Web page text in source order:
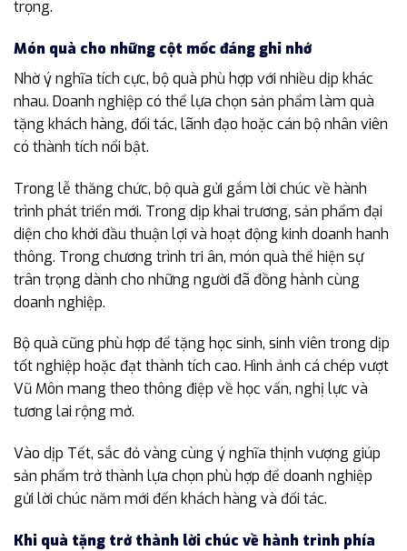
trọng.
Món quà cho những cột mốc đáng ghi nhớ
Nhờ ý nghĩa tích cực, bộ quà phù hợp với nhiều dịp khác
nhau. Doanh nghiệp có thể lựa chọn sản phẩm làm quà
tặng khách hàng, đối tác, lãnh đạo hoặc cán bộ nhân viên
có thành tích nổi bật.
Trong lễ thăng chức, bộ quà gửi gắm lời chúc về hành
trình phát triển mới. Trong dịp khai trương, sản phẩm đại
diện cho khởi đầu thuận lợi và hoạt động kinh doanh hanh
thông. Trong chương trình tri ân, món quà thể hiện sự
trân trọng dành cho những người đã đồng hành cùng
doanh nghiệp.
Bộ quà cũng phù hợp để tặng học sinh, sinh viên trong dịp
tốt nghiệp hoặc đạt thành tích cao. Hình ảnh cá chép vượt
Vũ Môn mang theo thông điệp về học vấn, nghị lực và
tương lai rộng mở.
Vào dịp Tết, sắc đỏ vàng cùng ý nghĩa thịnh vượng giúp
sản phẩm trở thành lựa chọn phù hợp để doanh nghiệp
gửi lời chúc năm mới đến khách hàng và đối tác.
Khi quà tặng trở thành lời chúc về hành trình phía